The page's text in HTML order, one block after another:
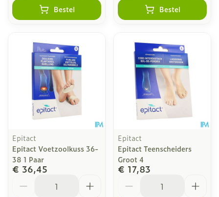
Bestel Bestel
Epitact
Epitact Voetzoolkuss 36-
38 1 Paar
€ 36,45
Epitact
Epitact Teenscheiders
Groot 4
€ 17,83